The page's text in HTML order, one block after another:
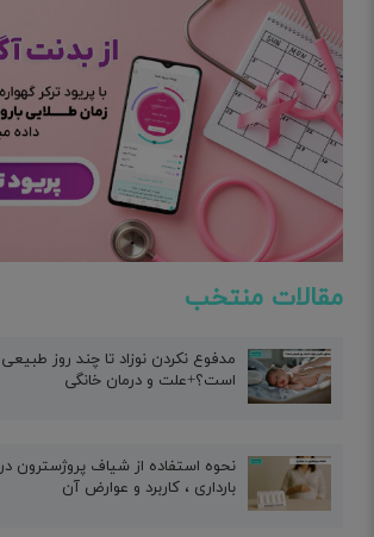
مقالات منتخب
مدفوع نکردن نوزاد تا چند روز طبیعی
است؟+علت و درمان خانگی
نحوه استفاده از شیاف پروژسترون در
بارداری ، کاربرد و عوارض آن